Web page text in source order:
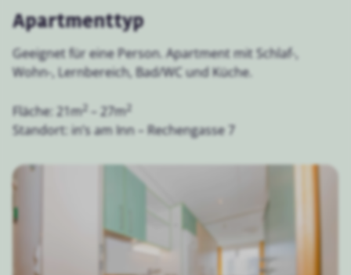
Apartmenttyp
Geeignet für eine Person. Apartment mit Schlaf-,
Wohn-, Lernbereich, Bad/WC und Küche.
Fläche: 21m2 – 27m2
Standort: in’s am Inn – Rechengasse 7